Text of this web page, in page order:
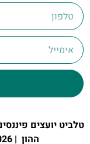
טלביט יועצים
ההון | 2008-2026 © כל הזכויות שמורות